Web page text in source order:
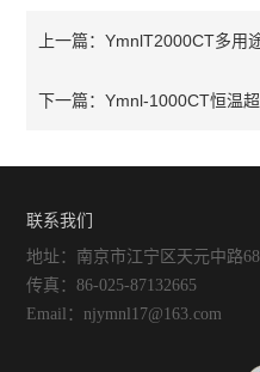
上一篇：YmnlT2000CT多用
下一篇：Ymnl-1000CT恒温
联系我们
地址：南京市江宁区天元中路
传真：86-025-87132665
Email：njymnl17@163.com